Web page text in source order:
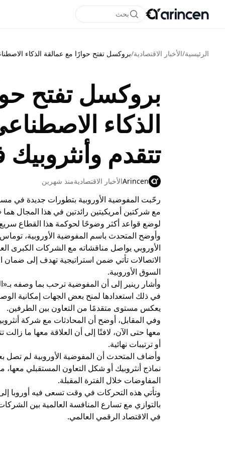
بحث
الرئيسية/الأخبار الاقتصادية/بروكسل تفتح حوارًا مع عمالقة الذكاء
بروكسل تفتح
الذكاء
تتقدم
Arincenالأخبار الاقتصاديةمنذ شهرين
رحّبت المفوضية الأوروبية بتطورات جديدة في
مع شركتين أمريكيتين رائدتين في هذا المجال
لوضع قواعد أكثر وضوحًا لحوكمة هذا القطاع سريع
وأوضح المتحدث باسم المفوضية الأوروبية، توماس
الأوروبي يواصل مناقشاته مع الشركات الكبرى
الاتصالات تأتي ضمن استراتيجية تهدف إلى ضمان
السوق الأوروبية.
وأشار رينير إلى أن المفوضية ترحب بما وصفه
في ذلك استعدادها لمنح بعض الجهات إمكانية
يعكس مستوى متقدمًا من التعاون بين الطرفين.
وفي المقابل، أوضح أن المحادثات مع شركة
معها حتى الآن، لافتًا إلى أن العلاقة معها ما
أو ترتيبات نهائية.
وأضاف المتحدث أن المفوضية الأوروبية لم تصل
نماذج أنثروبيك أو شكل التعاون المستقبلي معها،
المفاوضات خلال الفترة المقبلة.
وتأتي هذه التحركات في وقت تسعى فيه أوروبا
بالتوازي مع تسارع المنافسة العالمية بين
في الاقتصاد الرقمي العالمي.